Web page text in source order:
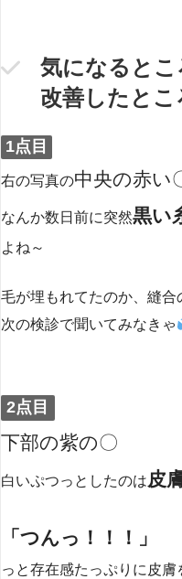
気になるとこ
改善したとこ
1点目
右の写真の中央の赤い
なんか数日前に突然黒い
よね～
毛が埋もれてたのか、縫
次の検診で聞いてみなきゃ
2点目
下部の紫の〇
白いぷつっとしたのは皮
「つんっ！！！」
っと存在感たっぷりに皮